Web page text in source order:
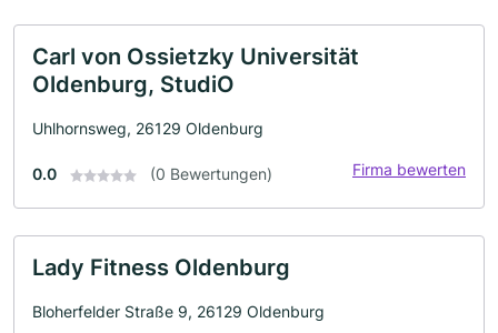
Carl von Ossietzky Universität
Oldenburg, StudiO
Uhlhornsweg, 26129 Oldenburg
0.0 (0 Bewertungen) Firma bewerten
Lady Fitness Oldenburg
Bloherfelder Straße 9, 26129 Oldenburg